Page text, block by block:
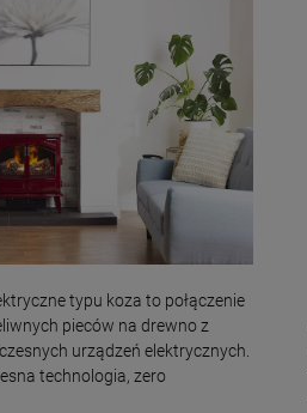
typu koza to połączenie
pieców na drewno z
urządzeń elektrycznych.
technologia, zero